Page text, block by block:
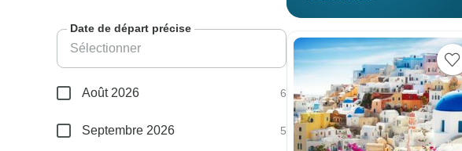
Date de départ précise
Août 2026 6
Septembre 2026 5